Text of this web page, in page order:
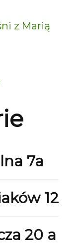
z Marią
7a
12
20 a